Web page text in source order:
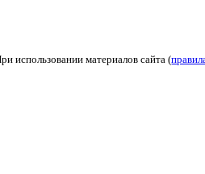
использовании материалов сайта (